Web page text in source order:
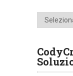
Categorie